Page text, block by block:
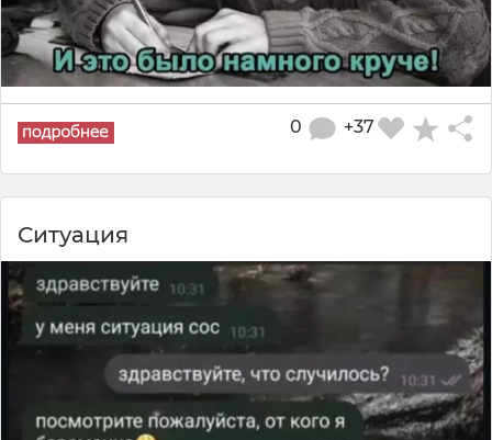
+37
0
Ситуация